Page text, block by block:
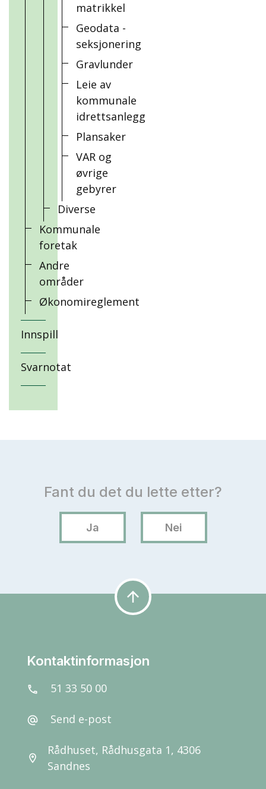
matrikkel
Geodata -
seksjonering
Gravlunder
Leie av
kommunale
idrettsanlegg
Plansaker
VAR og
øvrige
gebyrer
Diverse
Kommunale
foretak
Andre
områder
Økonomireglement
Innspill
Svarnotat
arrow_upward
Kontaktinformasjon
call 51 33 50 00
alternate_email Send e-post
location_on
Rådhuset, Rådhusgata 1, 4306
Sandnes